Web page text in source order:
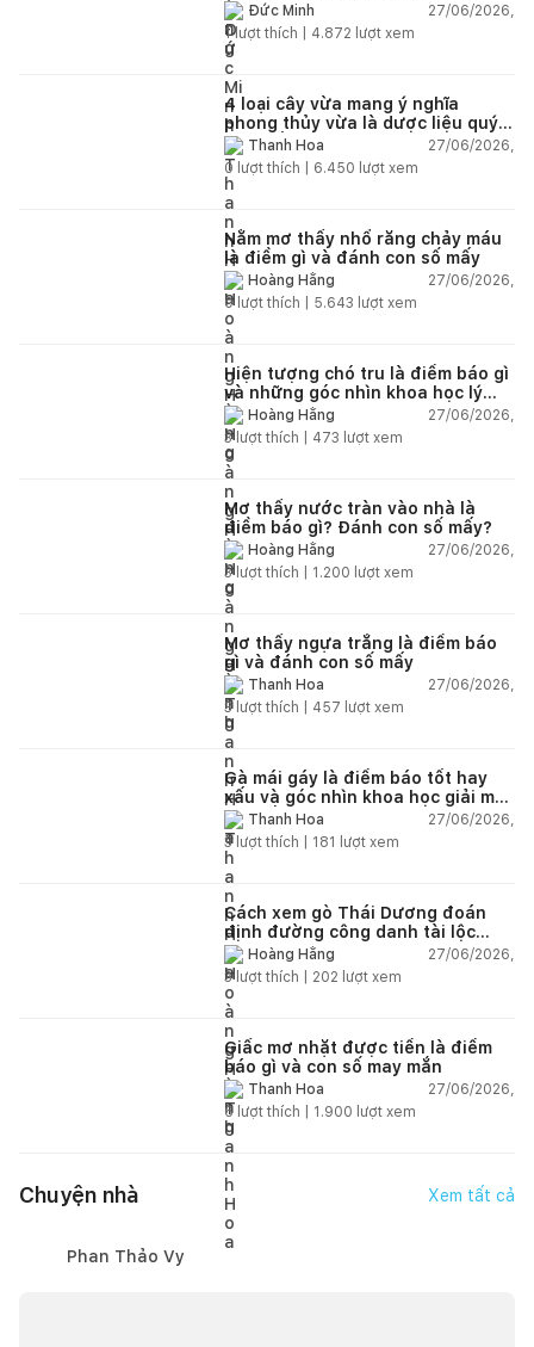
Đức Minh
27/06/2026,
1lượt thích | 4.872 lượt xem
4 loại cây vừa mang ý nghĩa
phong thủy vừa là dược liệu quý
nên trồng trong nhà
Thanh Hoa
27/06/2026,
0 lượt thích | 6.450 lượt xem
Nằm mơ thấy nhổ răng chảy máu
là điềm gì và đánh con số mấy
Hoàng Hằng
27/06/2026,
0lượt thích | 5.643 lượt xem
Hiện tượng chó tru là điềm báo gì
và những góc nhìn khoa học lý
giảiHoàng Hằng
27/06/2026,
3lượt thích | 473 lượt xem
Mơ thấy nước tràn vào nhà là
điềm báo gì? Đánh con số mấy?
Hoàng Hằng
27/06/2026,
3lượt thích | 1.200 lượt xem
Mơ thấy ngựa trắng là điềm báo
gì và đánh con số mấy
Thanh Hoa
27/06/2026,
3lượt thích | 457 lượt xem
Gà mái gáy là điềm báo tốt hay
xấu và góc nhìn khoa học giải mã
chi tiết
Thanh Hoa
27/06/2026,
3lượt thích | 181 lượt xem
Cách xem gò Thái Dương đoán
định đường công danh tài lộc
theo nhân tướng học
Hoàng Hằng
27/06/2026,
3lượt thích | 202 lượt xem
Giấc mơ nhặt được tiền là điềm
báo gì và con số may mắn
Thanh Hoa
27/06/2026,
6 lượt thích | 1.900 lượt xem
Chuyện nhà Xem tất cả
Phan Thảo Vy